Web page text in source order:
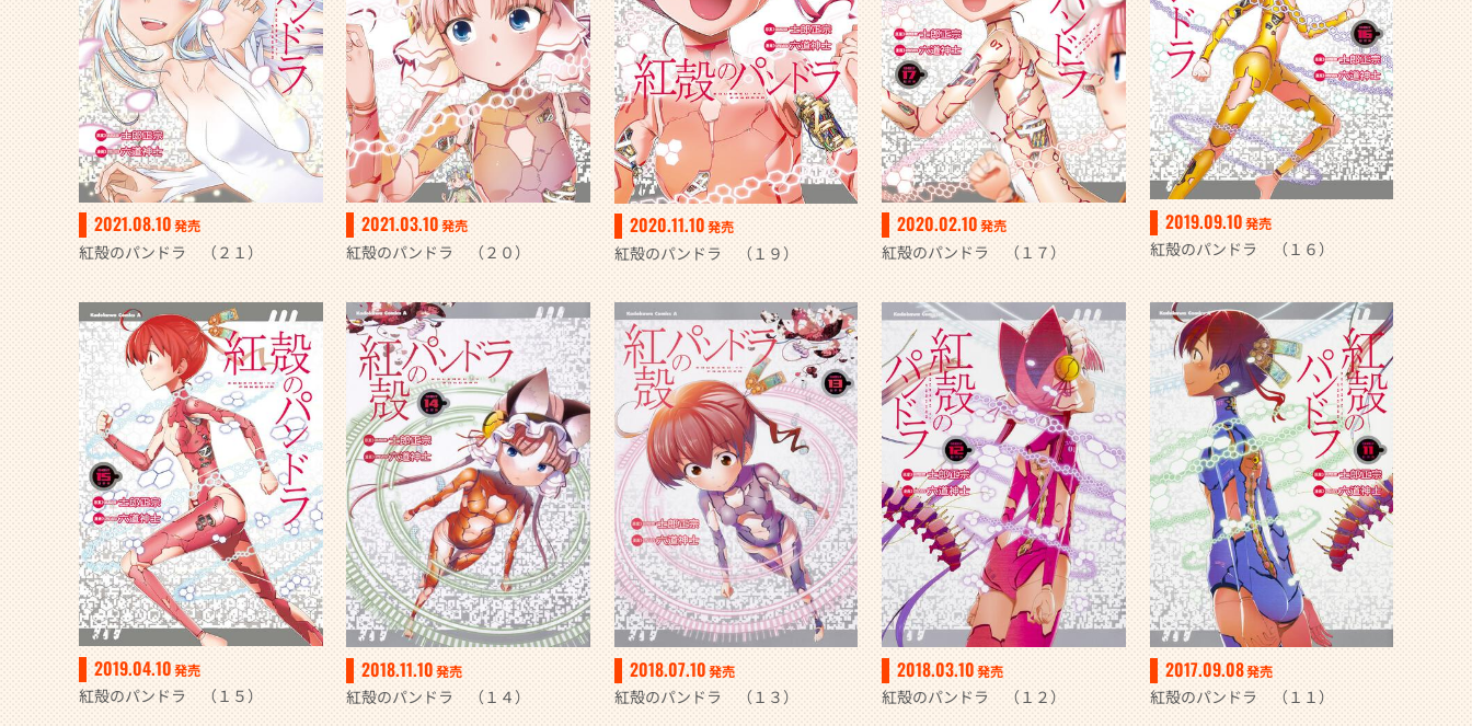
2021.08.10発売
紅殻のパンドラ （２１）
2021.03.10発売
紅殻のパンドラ （２０）
2020.11.10発売
紅殻のパンドラ （１９）
2020.02.10発売
紅殻のパンドラ （１７）
2019.09.10発売
紅殻のパンドラ （１６）
2019.04.10発売
紅殻のパンドラ （１５）
2018.11.10発売
紅殻のパンドラ （１４）
2018.07.10発売
紅殻のパンドラ （１３）
2018.03.10発売
紅殻のパンドラ （１２）
2017.09.08発売
紅殻のパンドラ （１１）